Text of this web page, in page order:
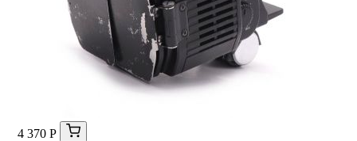
4 370 Р